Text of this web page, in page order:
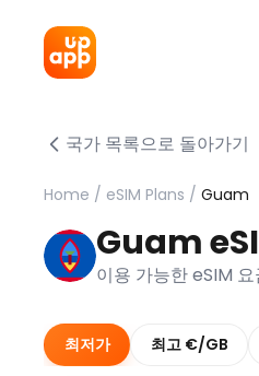
국가 목록으로 돌아가기
Home / eSIM Plans / Guam
Guam
이용 가능한 eSIM 요
최저가 최고 €/GB